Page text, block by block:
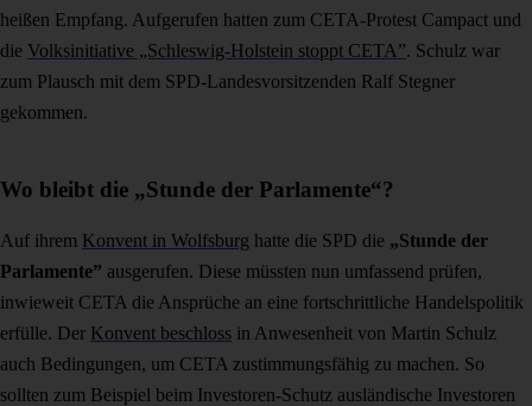
heißen Empfang. Aufgerufen hatten zum CETA-Protest Campact und
die Volksinitiative „Schleswig-Holstein stoppt CETA”. Schulz war
zum Plausch mit dem SPD-Landesvorsitzenden Ralf Stegner
gekommen.
Wo bleibt die „Stunde der Parlamente“?
Auf ihrem Konvent in Wolfsburg hatte die SPD die „Stunde der
Parlamente” ausgerufen. Diese müssten nun umfassend prüfen,
inwieweit CETA die Ansprüche an eine fortschrittliche Handelspolitik
erfülle. Der Konvent beschloss in Anwesenheit von Martin Schulz
auch Bedingungen, um CETA zustimmungsfähig zu machen. So
sollten zum Beispiel beim Investoren-Schutz ausländische Investoren